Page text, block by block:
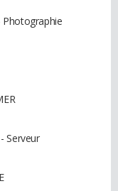
Serveur